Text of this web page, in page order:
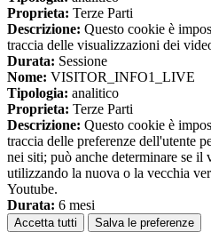
Proprieta: Terze Parti
Descrizione: Questo cookie è
traccia delle visualizzazioni dei
Durata: Sessione
Nome: VISITOR_INFO1_LIVE
Tipologia: analitico
Proprieta: Terze Parti
Descrizione: Questo cookie è
traccia delle preferenze dell'utente
nei siti; può anche determinare se il
utilizzando la nuova o la vecchia
Youtube.
Durata: 6 mesi
Accetta tutti Salva le preferenze